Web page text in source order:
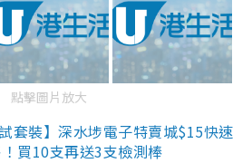
點擊圖片放大
套裝】深水埗電子特賣城$15快速
買10支再送3支檢測棒